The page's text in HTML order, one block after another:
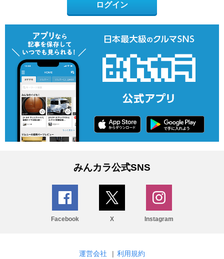
ログイン
みんカラ公式SNS
Facebook X Instagram
運営会社 | 利用規約